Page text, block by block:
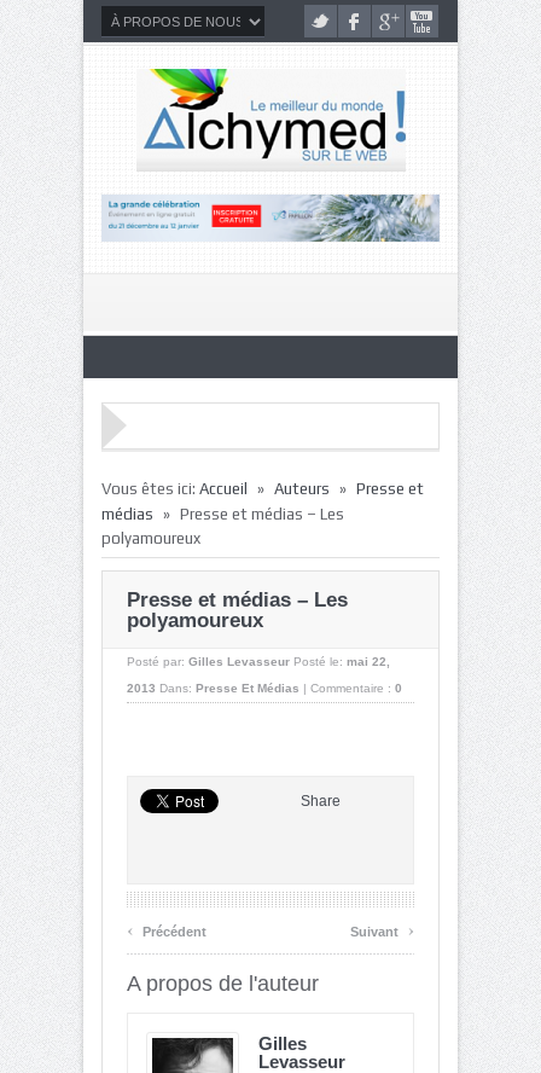
Vous êtes ici: Accueil » Auteurs » Presse et
médias » Presse et médias – Les
polyamoureux
Presse et médias – Les
polyamoureux
Posté par: Gilles Levasseur Posté le: mai 22,
2013 Dans: Presse Et Médias | Commentaire : 0
Share
‹ Précédent Suivant ›
A propos de l'auteur
Gilles
Levasseur